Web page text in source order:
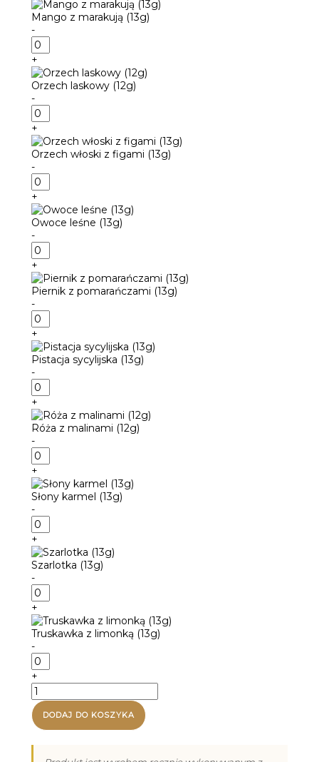
Cream
(13g)
Mango z marakują (13g)
-
ilość
Mango
z
marakują
(13g)
+
Orzech laskowy (12g)
-
ilość
Orzech
laskowy
(12g)
+
Orzech włoski z figami (13g)
-
ilość
Orzech
włoski
z
figami
(13g)
+
Owoce leśne (13g)
-
ilość
Owoce
leśne
(13g)
+
Piernik z pomarańczami (13g)
-
ilość
Piernik
z
pomarańczami
(13g)
+
Pistacja sycylijska (13g)
-
ilość
Pistacja
sycylijska
(13g)
+
Róża z malinami (12g)
-
ilość
Róża
z
malinami
(12g)
+
Słony karmel (13g)
-
ilość
Słony
karmel
(13g)
+
Szarlotka (13g)
-
ilość
Szarlotka
(13g)
+
Truskawka z limonką (13g)
-
ilość
Truskawka
z
limonką
(13g)
+
ilość
Praliny
na
Pierwszą
DODAJ DO KOSZYKA